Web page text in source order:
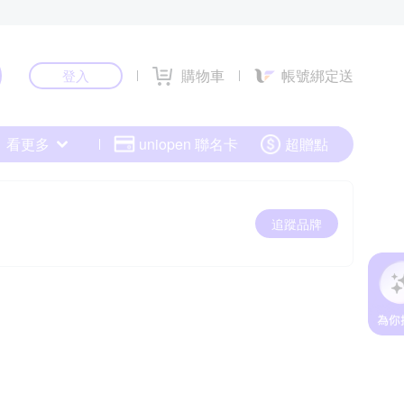
登入 購物車 帳號綁定送
看更多 uniopen 聯名卡 超贈點
追蹤品牌